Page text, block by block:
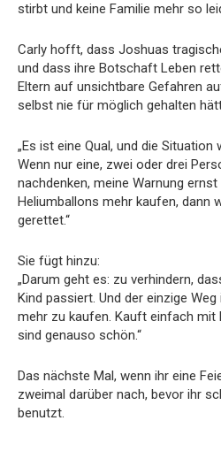
stirbt und keine Familie mehr so
Carly hofft, dass Joshuas
und dass ihre Botschaft Leben
Eltern auf unsichtbare Gefahren
selbst nie für möglich gehalten
„Es ist eine Qual, und die
Wenn nur eine, zwei oder drei
nachdenken, meine Warnung
Heliumballons mehr kaufen, dann
gerettet.“
Sie fügt hinzu:
„Darum geht es: zu verhindern,
Kind passiert. Und der einzige
mehr zu kaufen. Kauft einfach mit
sind genauso schön.“
Das nächste Mal, wenn ihr eine
zweimal darüber nach, bevor ihr
benutzt.